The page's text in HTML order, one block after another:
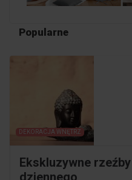
Popularne
DEKORACJA WNĘTRZ
Ekskluzywne